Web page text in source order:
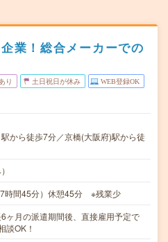
業！総合メーカーでの
り 土日祝日が休み WEB登録OK
から徒歩7分／京橋(大阪府)駅から徒
時間45分）休憩45分 ※残業少
6ヶ月の派遣期間後、直接雇用予定で
OK！